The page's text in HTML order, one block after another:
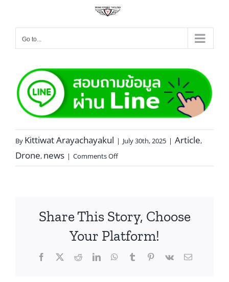
Go to...
By Kittiwat Arayachayakul | July 30th, 2025 | Article,
Drone, news | Comments Off
Share This Story, Choose
Your Platform!